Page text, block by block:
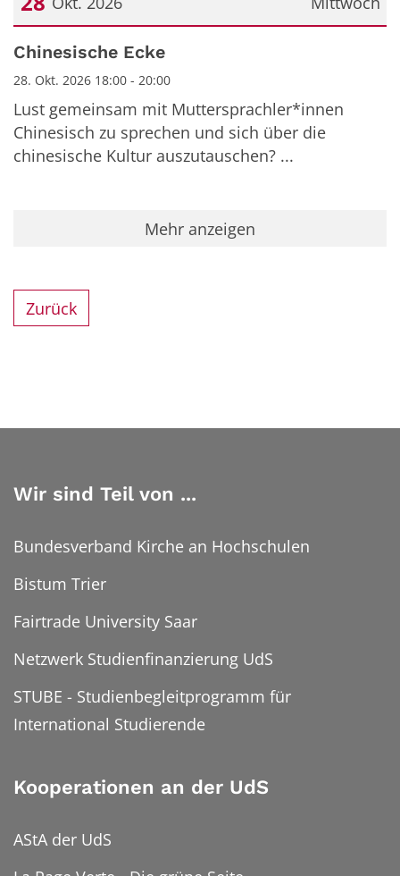
Datum: 28. Oktober 2026
Chinesische Ecke
28. Okt. 2026 18:00 - 20:00
Lust gemeinsam mit Muttersprachler*innen
Chinesisch zu sprechen und sich über die
chinesische Kultur auszutauschen? ...
Mehr anzeigen
Zurück
Wir sind Teil von ...
Bundesverband Kirche an Hochschulen
Bistum Trier
Fairtrade University Saar
Netzwerk Studienfinanzierung UdS
STUBE - Studienbegleitprogramm für
International Studierende
Kooperationen an der UdS
AStA der UdS